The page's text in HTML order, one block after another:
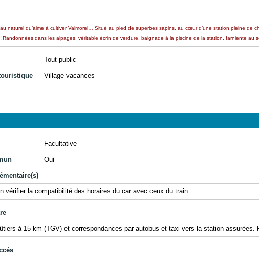
au naturel qu’aime à cultiver Valmorel… Situé au pied de superbes sapins, au cœur d’une station pleine de
dans les alpages, véritable écrin de verdure, baignade à la piscine de la station, farniente au
Tout public
Village vacances
Facultative
Oui
vérifier la compatibilité des horaires du car avec ceux du train.
à 15 km (TGV) et correspondances par autobus et taxi vers la station assurées.